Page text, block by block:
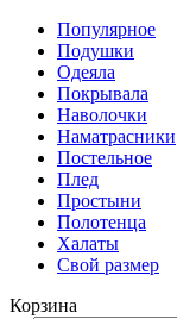
Популярное
Подушки
Одеяла
Покрывала
Наволочки
Наматрасники
Постельное
Плед
Простыни
Полотенца
Халаты
Свой размер
Корзина